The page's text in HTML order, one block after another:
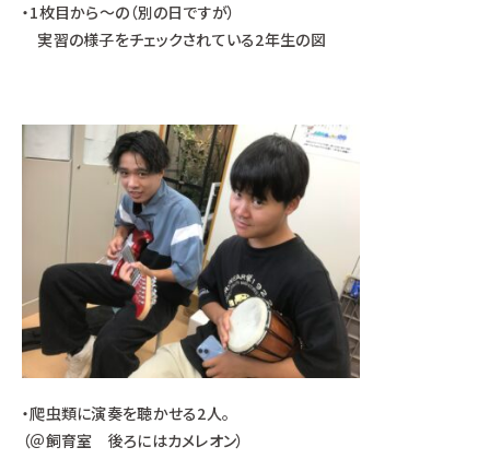
・1枚目から～の（別の日ですが）
実習の様子をチェックされている2年生の図
・爬虫類に演奏を聴かせる2人。
（＠飼育室 後ろにはカメレオン）